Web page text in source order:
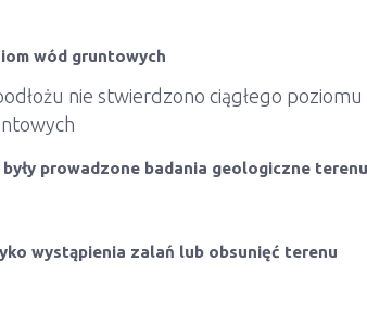
wód gruntowych
nie stwierdzono ciągłego
były prowadzone badania geologiczne
wystąpienia zalań lub obsunięć terenu